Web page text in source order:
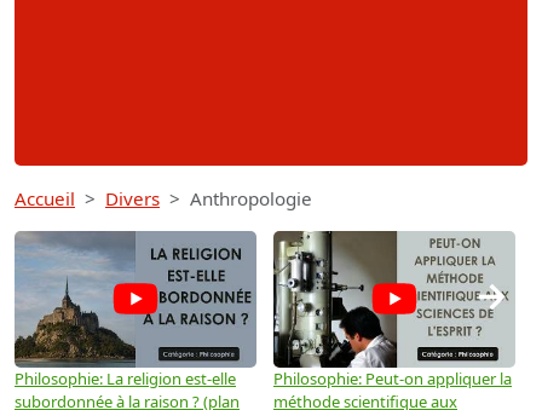
Accueil Divers Anthropologie
Philosophie: La religion est-elle
subordonnée à la raison ? (plan
Philosophie: Peut-on appliquer la
méthode scientifique aux
→